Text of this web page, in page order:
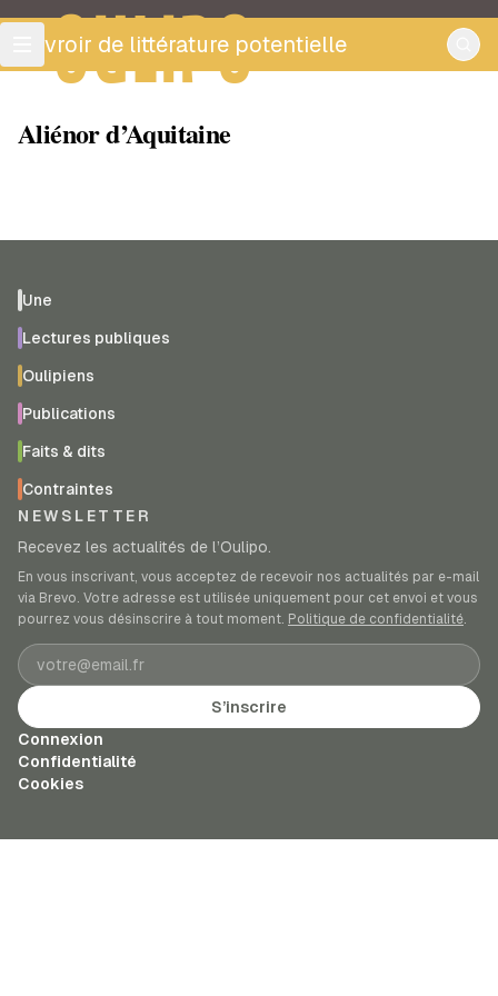
OULIPO
ouvroir de littérature potentielle
Aliénor d’Aquitaine
Une
Lectures publiques
Oulipiens
Publications
Faits & dits
Contraintes
NEWSLETTER
Recevez les actualités de l’Oulipo.
En vous inscrivant, vous acceptez de recevoir nos actualités par e-mail
via Brevo. Votre adresse est utilisée uniquement pour cet envoi et vous
pourrez vous désinscrire à tout moment. Politique de confidentialité.
Adresse e-mail
S’inscrire
Connexion
Confidentialité
Cookies